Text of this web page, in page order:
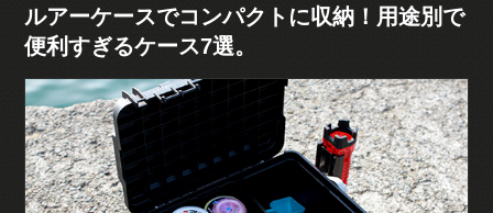
ルアーケースでコンパクトに収納！用途別で
便利すぎるケース7選。